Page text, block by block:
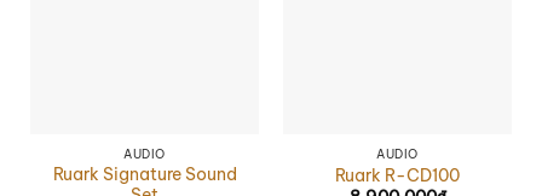
AUDIO
Ruark Signature Sound
AUDIO
Ruark R-CD100